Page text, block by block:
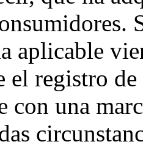
aplicable
el registro
con una